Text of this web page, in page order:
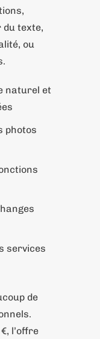
texte,
ou
naturel et
photos
services
de
l’offre